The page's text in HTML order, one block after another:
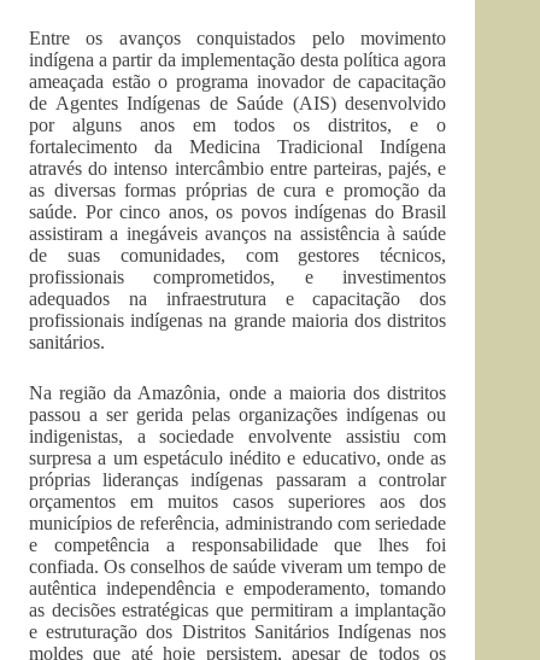
Entre os avanços conquistados pelo movimento
indígena a partir da implementação desta política agora
ameaçada estão o programa inovador de capacitação
de Agentes Indígenas de Saúde (AIS) desenvolvido
por alguns anos em todos os distritos, e o
fortalecimento da Medicina Tradicional Indígena
através do intenso intercâmbio entre parteiras, pajés, e
as diversas formas próprias de cura e promoção da
saúde. Por cinco anos, os povos indígenas do Brasil
assistiram a inegáveis avanços na assistência à saúde
de suas comunidades, com gestores técnicos,
profissionais comprometidos, e investimentos
adequados na infraestrutura e capacitação dos
profissionais indígenas na grande maioria dos distritos
sanitários.
Na região da Amazônia, onde a maioria dos distritos
passou a ser gerida pelas organizações indígenas ou
indigenistas, a sociedade envolvente assistiu com
surpresa a um espetáculo inédito e educativo, onde as
próprias lideranças indígenas passaram a controlar
orçamentos em muitos casos superiores aos dos
municípios de referência, administrando com seriedade
e competência a responsabilidade que lhes foi
confiada. Os conselhos de saúde viveram um tempo de
autêntica independência e empoderamento, tomando
as decisões estratégicas que permitiram a implantação
e estruturação dos Distritos Sanitários Indígenas nos
moldes que até hoje persistem, apesar de todos os